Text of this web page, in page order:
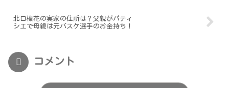
北口榛花の実家の住所は？父親がパティ
シエで母親は元バスケ選手のお金持ち！
コメント